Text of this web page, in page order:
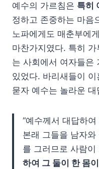
예수의 가르침은 특히
정하고 존중하는 마음
노파에게도 매춘부에
마찬가지였다. 특히
는 사회에서 여자들은
있었다. 바리새들이
묻자 예수는 놀라운
“예수께서 대답하
본래 그들을 남자
를 그러므로 사람이
하여 그 둘이 한 몸